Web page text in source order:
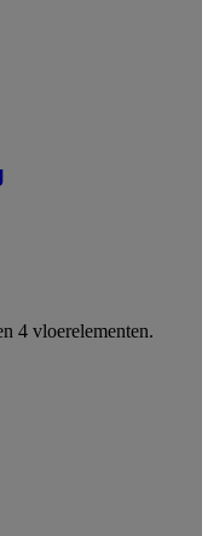
4 vloerelementen.